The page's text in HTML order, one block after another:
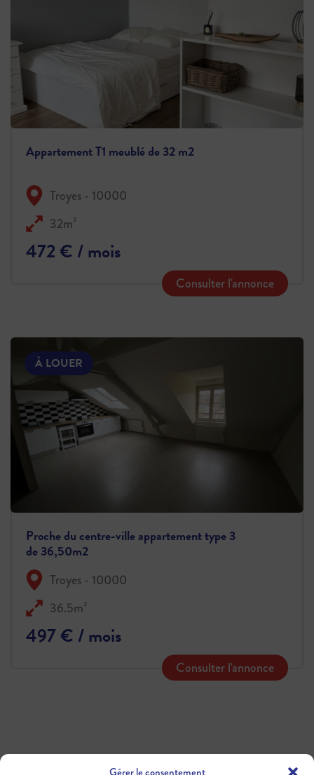
Appartement T1 meublé de 32 m2
Troyes - 10000
32m²
472 € / mois
Consulter l'annonce
À LOUER
Proche du centre-ville appartement type 3
de 36,50m2
Troyes - 10000
36.5m²
497 € / mois
Consulter l'annonce